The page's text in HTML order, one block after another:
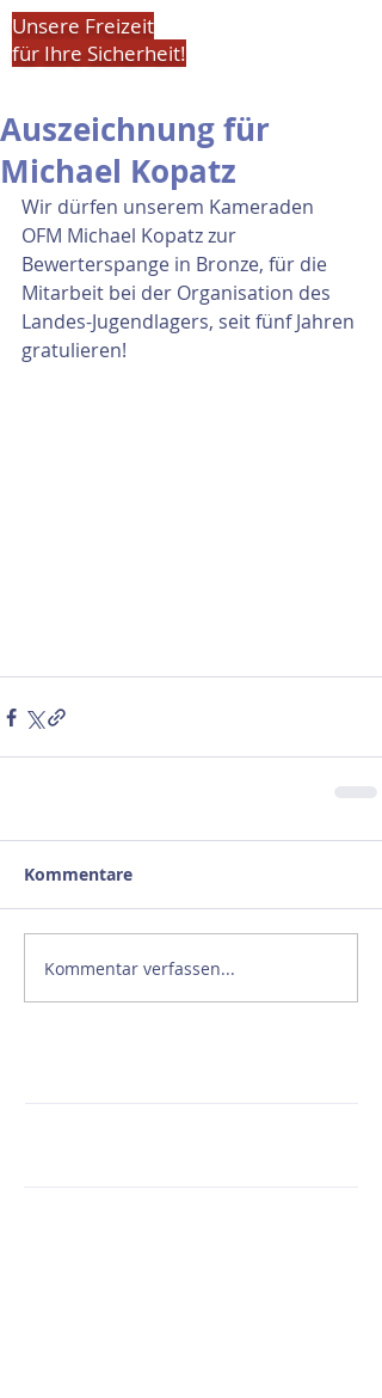
Unsere Freizeit
für Ihre Sicherheit!
Auszeichnung für
Michael Kopatz
Wir dürfen unserem Kameraden
OFM Michael Kopatz zur
Bewerterspange in Bronze, für die
Mitarbeit bei der Organisation des
Landes-Jugendlagers, seit fünf Jahren
gratulieren!
Kommentare
Kommentar verfassen...